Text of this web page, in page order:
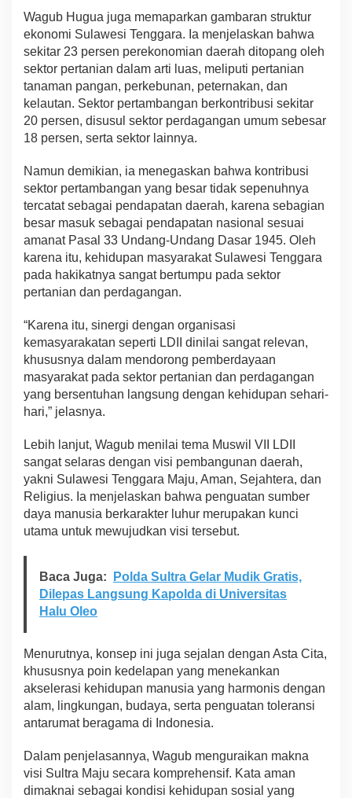
Wagub Hugua juga memaparkan gambaran struktur
ekonomi Sulawesi Tenggara. Ia menjelaskan bahwa
sekitar 23 persen perekonomian daerah ditopang oleh
sektor pertanian dalam arti luas, meliputi pertanian
tanaman pangan, perkebunan, peternakan, dan
kelautan. Sektor pertambangan berkontribusi sekitar
20 persen, disusul sektor perdagangan umum sebesar
18 persen, serta sektor lainnya.
Namun demikian, ia menegaskan bahwa kontribusi
sektor pertambangan yang besar tidak sepenuhnya
tercatat sebagai pendapatan daerah, karena sebagian
besar masuk sebagai pendapatan nasional sesuai
amanat Pasal 33 Undang-Undang Dasar 1945. Oleh
karena itu, kehidupan masyarakat Sulawesi Tenggara
pada hakikatnya sangat bertumpu pada sektor
pertanian dan perdagangan.
“Karena itu, sinergi dengan organisasi
kemasyarakatan seperti LDII dinilai sangat relevan,
khususnya dalam mendorong pemberdayaan
masyarakat pada sektor pertanian dan perdagangan
yang bersentuhan langsung dengan kehidupan sehari-
hari,” jelasnya.
Lebih lanjut, Wagub menilai tema Muswil VII LDII
sangat selaras dengan visi pembangunan daerah,
yakni Sulawesi Tenggara Maju, Aman, Sejahtera, dan
Religius. Ia menjelaskan bahwa penguatan sumber
daya manusia berkarakter luhur merupakan kunci
utama untuk mewujudkan visi tersebut.
Baca Juga:
Polda Sultra Gelar Mudik Gratis,
Dilepas Langsung Kapolda di Universitas
Halu Oleo
Menurutnya, konsep ini juga sejalan dengan Asta Cita,
khususnya poin kedelapan yang menekankan
akselerasi kehidupan manusia yang harmonis dengan
alam, lingkungan, budaya, serta penguatan toleransi
antarumat beragama di Indonesia.
Dalam penjelasannya, Wagub menguraikan makna
visi Sultra Maju secara komprehensif. Kata aman
dimaknai sebagai kondisi kehidupan sosial yang